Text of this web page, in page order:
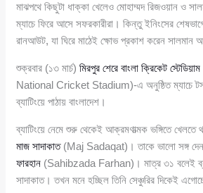
মাঝপথে কিছুটা ধাক্কা খেলেও মোহাম্মদ রিজওয়ান ও
ম্যাচে ফিরে আসে সফরকারীরা। কিন্তু ইনিংসের
রানআউট, যা ঘিরে মাঠেই ক্ষোভ প্রকাশ করেন সালমান
শুক্রবার (১৩ মার্চ)মিরপুর শেরে বাংলা ক্রিকেট স্টেডিয়াম
National Cricket Stadium)-এ অনুষ্ঠিত ম্যাচে টস
ব্যাটিংয়ে পাঠায় বাংলাদেশ।
ব্যাটিংয়ে নেমে শুরু থেকেই আক্রমণাত্মক ভঙ্গিতে খেলতে
মাজ সাদাকাত(Maj Sadaqat)। তাকে ভালো সঙ্গ
ফারহান (Sahibzada Farhan)। মাত্র ৩১ বলেই
সাদাকাত। তখন মনে হচ্ছিল তিনি সেঞ্চুরির দিকেই